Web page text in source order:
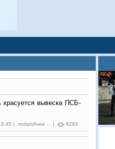
красуется вывеска ПСБ-
| подробнее ... | 6293